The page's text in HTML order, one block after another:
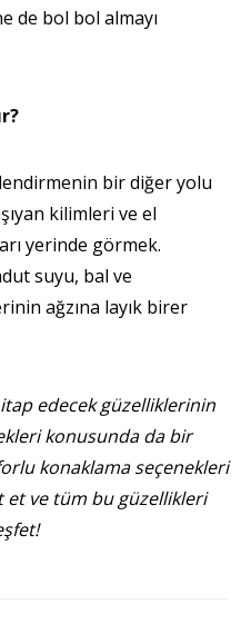
de bol bol almayı
bir diğer yolu
kilimleri ve el
yerinde görmek.
suyu, bal ve
ağzına layık birer
edecek güzelliklerinin
konusunda da bir
konaklama seçenekleri
et ve tüm bu güzellikleri